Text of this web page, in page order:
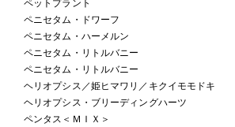
ペットプラント
ペニセタム・ドワーフ
ペニセタム・ハーメルン
ペニセタム・リトルバニー
ペニセタム・リトルバニー
ヘリオプシス／姫ヒマワリ／キクイモモドキ
ヘリオプシス・ブリーディングハーツ
ペンタス＜ＭＩＸ＞